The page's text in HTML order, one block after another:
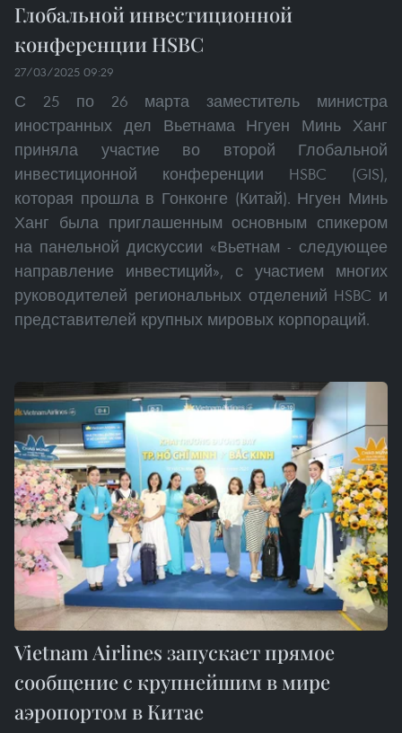
Глобальной инвестиционной
конференции HSBC
27/03/2025 09:29
С 25 по 26 марта заместитель министра
иностранных дел Вьетнама Нгуен Минь Ханг
приняла участие во второй Глобальной
инвестиционной конференции HSBC (GIS),
которая прошла в Гонконге (Китай). Нгуен Минь
Ханг была приглашенным основным спикером
на панельной дискуссии «Вьетнам - следующее
направление инвестиций», с участием многих
руководителей региональных отделений HSBC и
представителей крупных мировых корпораций.
Vietnam Airlines запускает прямое
сообщение с крупнейшим в мире
аэропортом в Китае